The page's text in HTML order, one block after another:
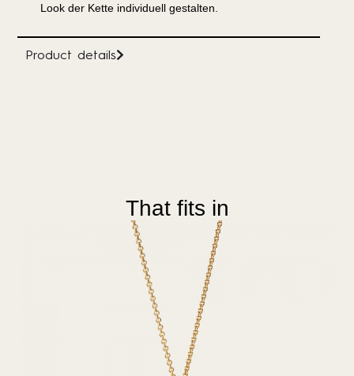
Look der Kette individuell gestalten.
Product details
That fits in